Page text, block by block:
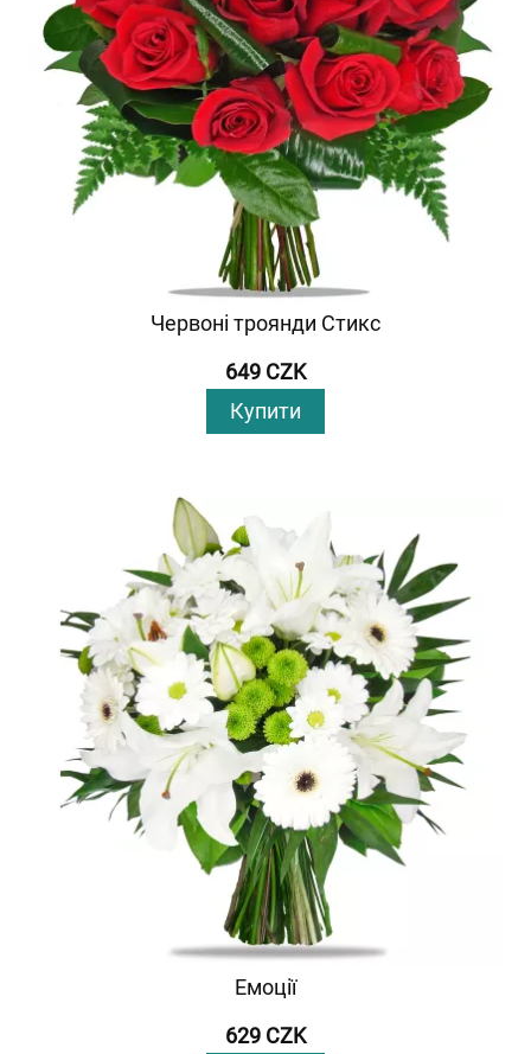
Червоні троянди Стикс
649 CZK
Купити
Емоції
629 CZK